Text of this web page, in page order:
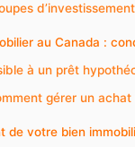
au Canada :
à un prêt
gérer un achat
de votre bien